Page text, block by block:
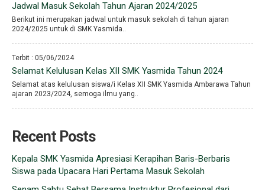
Jadwal Masuk Sekolah Tahun Ajaran 2024/2025
Berikut ini merupakan jadwal untuk masuk sekolah di tahun ajaran
2024/2025 untuk di SMK Yasmida..
Terbit : 05/06/2024
Selamat Kelulusan Kelas XII SMK Yasmida Tahun 2024
Selamat atas kelulusan siswa/i Kelas XII SMK Yasmida Ambarawa Tahun
ajaran 2023/2024, semoga ilmu yang..
Recent Posts
Kepala SMK Yasmida Apresiasi Kerapihan Baris-Berbaris
Siswa pada Upacara Hari Pertama Masuk Sekolah